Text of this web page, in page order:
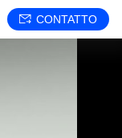
CONTATTO